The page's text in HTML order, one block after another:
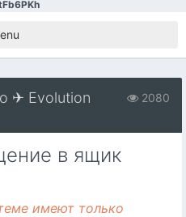
2080
✈ Evolution
в ящик
имеют только